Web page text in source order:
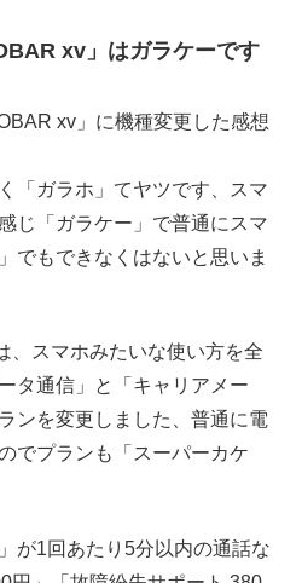
xv」はガラケーです
「ガラホ」てヤツです、スマ
じ「ガラケー」で普通にスマ
でもできなくはないと思いま
、スマホみたいな使い方を全
タ通信」と「キャリアメー
ンを変更しました、普通に電
でプランも「スーパーカケ
が1回あたり5分以内の通話な